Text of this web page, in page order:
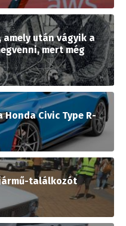
amely után vágyik a
mert még
Civic Type R-
találkozót